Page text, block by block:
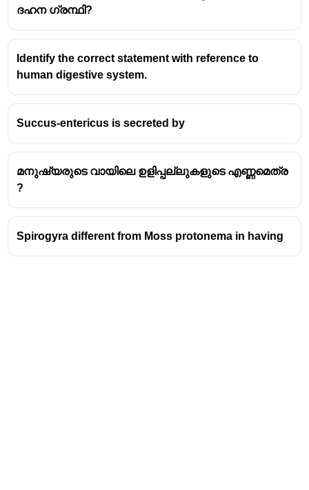
ദഹന ഗ്രന്ഥി?
Identify the correct statement with reference to
human digestive system.
Succus-entericus is secreted by
മനുഷ്യരുടെ വായിലെ ഉളിപ്പല്ലുകളുടെ എണ്ണമെത്ര
?
Spirogyra different from Moss protonema in having